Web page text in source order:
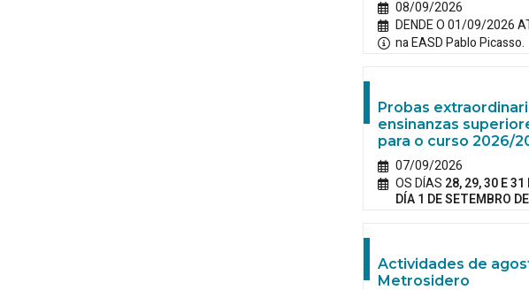
08/09/2026
DENDE O 01/09/2026
na EASD Pablo Picasso.
Probas
ensinanzas
para o curso 2026/
07/09/2026
OS DÍAS 28, 29, 30 E 31
DÍA 1 DE SETEMBRO
Actividades de
Metrosidero